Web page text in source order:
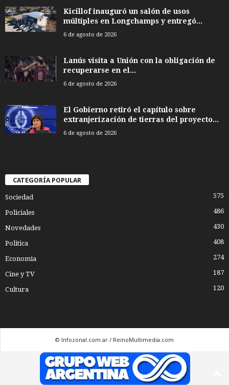
Kicillof inauguró un salón de usos
múltiples en Longchamps y entregó...
6 de agosto de 2026
Lanús visita a Unión con la obligación de
recuperarse en el...
6 de agosto de 2026
El Gobierno retiró el capítulo sobre
extranjerización de tierras del proyecto...
6 de agosto de 2026
CATEGORÍA POPULAR
Sociedad 575
Policiales 486
Novedades 430
Politica 408
Economia 274
Cine y TV 187
Cultura 120
© Infozonal.com.ar / ReinoMultimedia.com